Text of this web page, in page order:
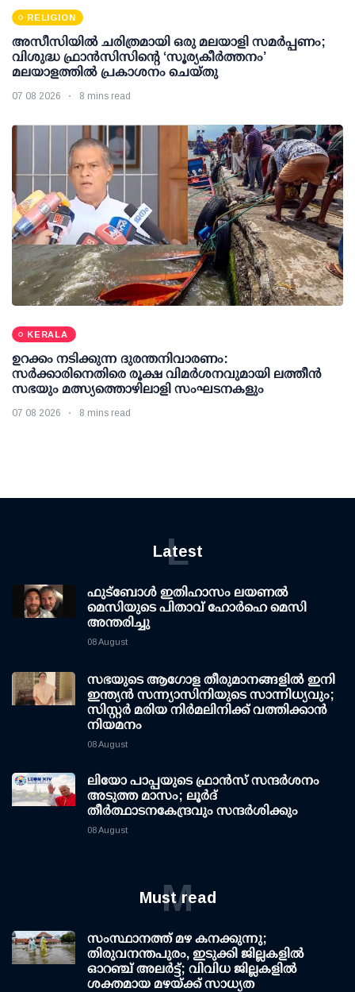
RELIGION
അസീസിയിൽ ചരിത്രമായി ഒരു മലയാളി സമർപ്പണം;
വിശുദ്ധ ഫ്രാൻസിസിന്റെ ‘സൂര്യകീർത്തനം’
മലയാളത്തിൽ പ്രകാശനം ചെയ്തു
07 08 2026 8 mins read
KERALA
ഉറക്കം നടിക്കുന്ന ദുരന്തനിവാരണം:
സര്‍ക്കാരിനെതിരെ രൂക്ഷ വിമര്‍ശനവുമായി ലത്തീന്‍
സഭയും മത്സ്യത്തൊഴിലാളി സംഘടനകളും
07 08 2026 8 mins read
Latest
L
ഫുട്ബോൾ ഇതിഹാസം ലയണൽ
മെസിയുടെ പിതാവ് ഹോർഹെ മെസി
അന്തരിച്ചു
08 August
സഭയുടെ ആഗോള തീരുമാനങ്ങളിൽ ഇനി
ഇന്ത്യൻ സന്ന്യാസിനിയുടെ സാന്നിധ്യവും;
സിസ്റ്റർ മരിയ നിർമലിനിക്ക് വത്തിക്കാൻ
നിയമനം
08 August
ലിയോ പാപ്പയുടെ ഫ്രാൻസ് സന്ദർശനം
അടുത്ത മാസം; ലൂർദ്
തീർത്ഥാടനകേന്ദ്രവും സന്ദർശിക്കും
08 August
Must read
M
സംസ്ഥാനത്ത് മഴ കനക്കുന്നു;
തിരുവനന്തപുരം, ഇടുക്കി ജില്ലകളിൽ
ഓറഞ്ച് അലർട്ട്; വിവിധ ജില്ലകളിൽ
ശക്തമായ മഴയ്ക്ക് സാധ്യത